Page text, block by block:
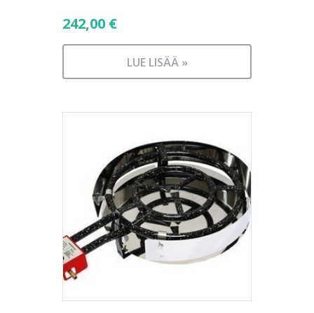
242,00 €
LUE LISÄÄ »